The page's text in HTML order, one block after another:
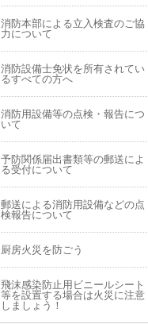
消防本部による立入検査のご協
力について
消防設備士免状を所有されてい
るすべての方へ
消防用設備等の点検・報告につ
いて
予防関係届出書類等の郵送によ
る受付について
郵送による消防用設備などの点
検報告について
厨房火災を防ごう
飛沫感染防止用ビニールシート
等を設置する場合は火災に注意
しましょう！